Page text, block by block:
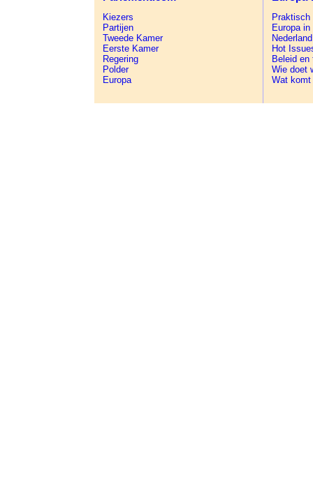
Kiezers
Partijen
Tweede Kamer
Eerste Kamer
Regering
Polder
Europa
Praktisch
Europa
Hot
Beleid
Wie doet
Wat komt